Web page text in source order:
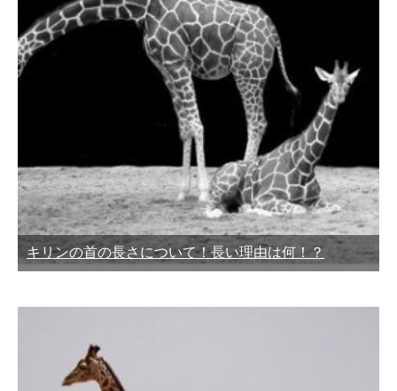
キリンの首の長さについて！長い理由は何！？